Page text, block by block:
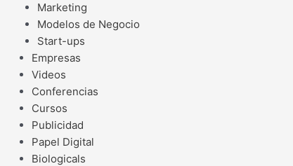
Marketing
Modelos de Negocio
Start-ups
Empresas
Videos
Conferencias
Cursos
Publicidad
Papel Digital
Biologicals